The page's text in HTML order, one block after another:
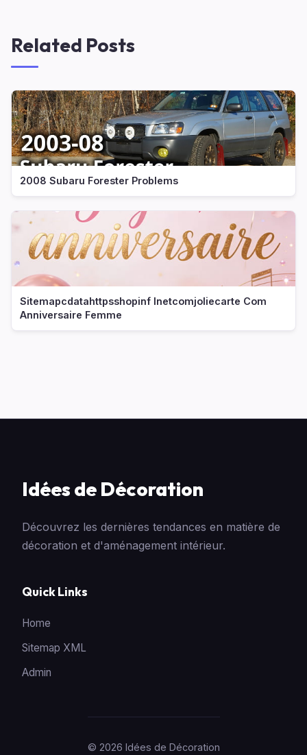
Related Posts
2008 Subaru Forester Problems
Sitemapcdatahttpsshopinf Inetcomjoliecarte Com
Anniversaire Femme
Idées de Décoration
Découvrez les dernières tendances en matière de
décoration et d'aménagement intérieur.
Quick Links
Home
Sitemap XML
Admin
© 2026 Idées de Décoration